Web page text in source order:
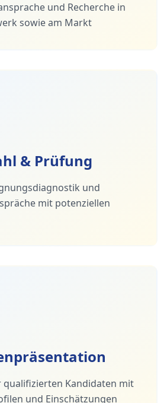
und Recherche in
sowie am Markt
& Prüfung
und
mit potenziellen
Kandidaten mit
und Einschätzungen